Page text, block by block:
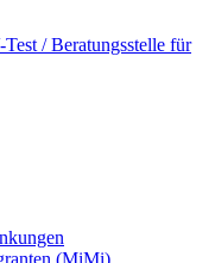
/ Beratungsstelle für
(MiMi)